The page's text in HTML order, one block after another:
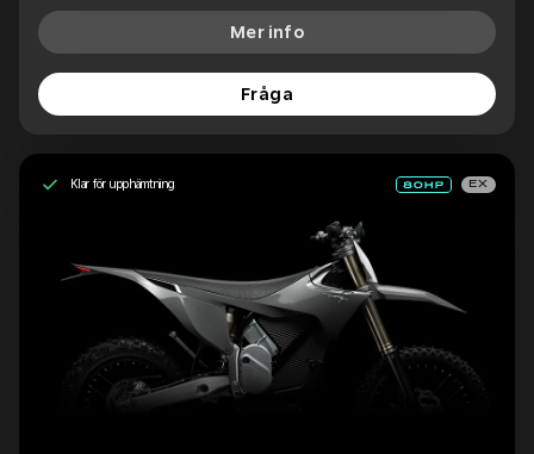
Mer info
Fråga
Klar för upphämtning EX